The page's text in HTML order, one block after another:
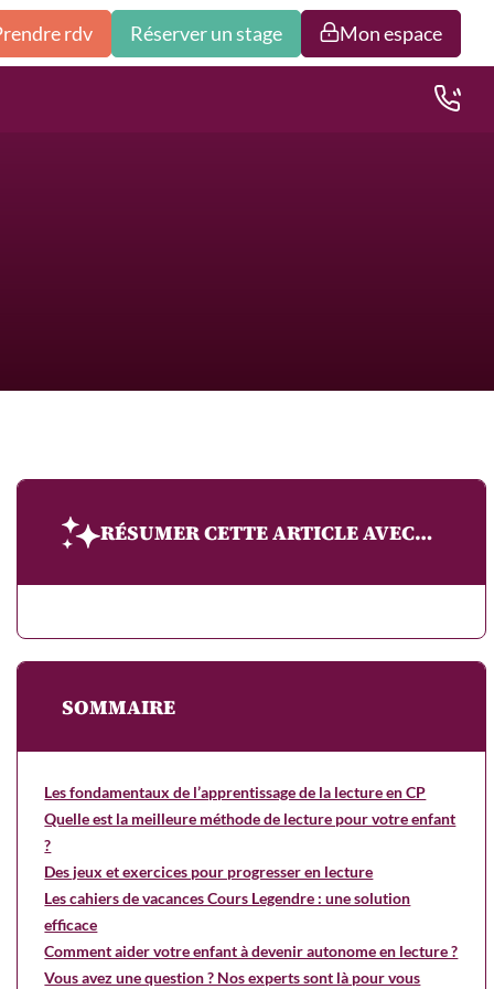
rdv Réserver un stage Mon espace
RÉSUMER CETTE ARTICLE AVEC…
SOMMAIRE
Les fondamentaux de l’apprentissage de la lecture en CP
Quelle est la meilleure méthode de lecture pour votre enfant
?
Des jeux et exercices pour progresser en lecture
Les cahiers de vacances Cours Legendre : une solution
efficace
Comment aider votre enfant à devenir autonome en lecture ?
Vous avez une question ? Nos experts sont là pour vous